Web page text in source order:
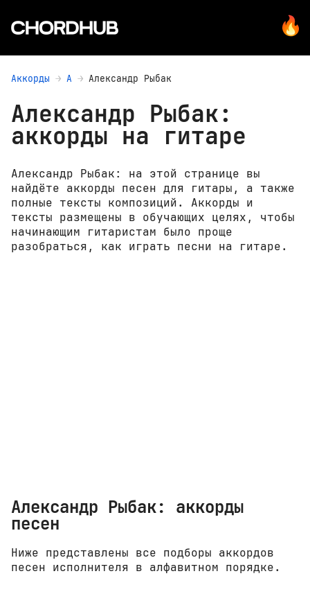
Аккорды А Александр Рыбак
Александр Рыбак:
аккорды на гитаре
Александр Рыбак: на этой странице вы
найдёте аккорды песен для гитары, а также
полные тексты композиций. Аккорды и
тексты размещены в обучающих целях, чтобы
начинающим гитаристам было проще
разобраться, как играть песни на гитаре.
Александр Рыбак: аккорды
песен
Ниже представлены все подборы аккордов
песен исполнителя в алфавитном порядке.